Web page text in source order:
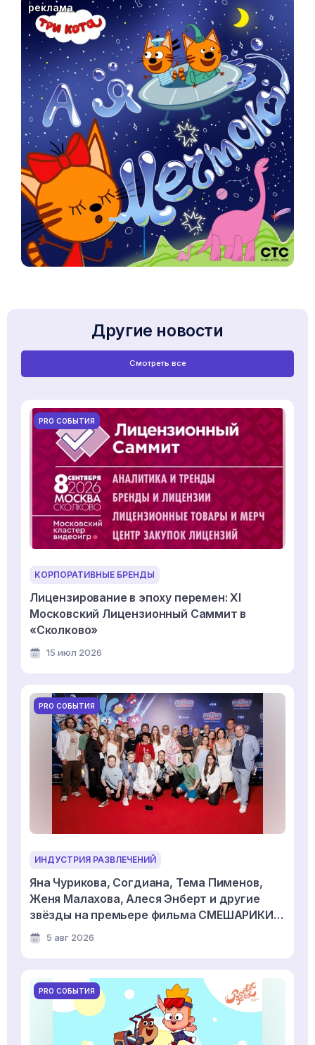
реклама
Другие новости
Смотреть все
PRO СОБЫТИЯ
КОРПОРАТИВНЫЕ БРЕНДЫ
Лицензирование в эпоху перемен: XI
Московский Лицензионный Саммит в
«Сколково»
15 июл 2026
PRO СОБЫТИЯ
ИНДУСТРИЯ РАЗВЛЕЧЕНИЙ
Яна Чурикова, Согдиана, Тема Пименов,
Женя Малахова, Алеся Энберт и другие
звёзды на премьере фильма СМЕШАРИКИ
СКВОЗЬ ВСЕЛЕННЫЕ
5 авг 2026
PRO СОБЫТИЯ